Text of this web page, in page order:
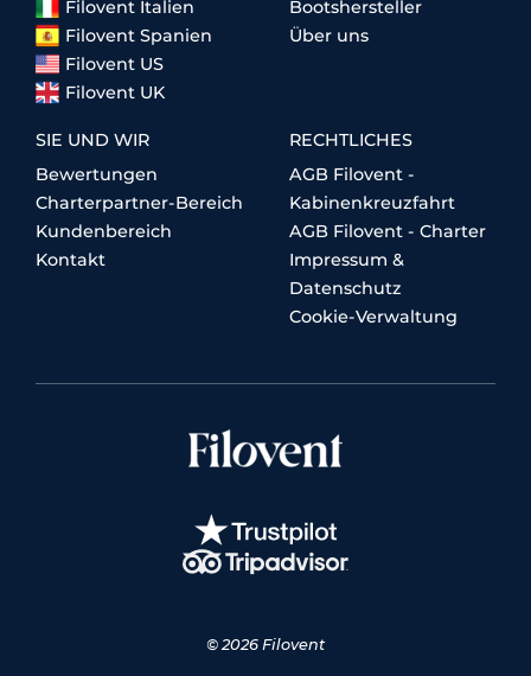
Filovent Italien
Filovent Spanien
Filovent US
Filovent UK
Bootshersteller
Über uns
SIE UND WIR
Bewertungen
Charterpartner-Bereich
Kundenbereich
Kontakt
RECHTLICHES
AGB Filovent -
Kabinenkreuzfahrt
AGB Filovent - Charter
Impressum &
Datenschutz
Cookie-Verwaltung
© 2026 Filovent